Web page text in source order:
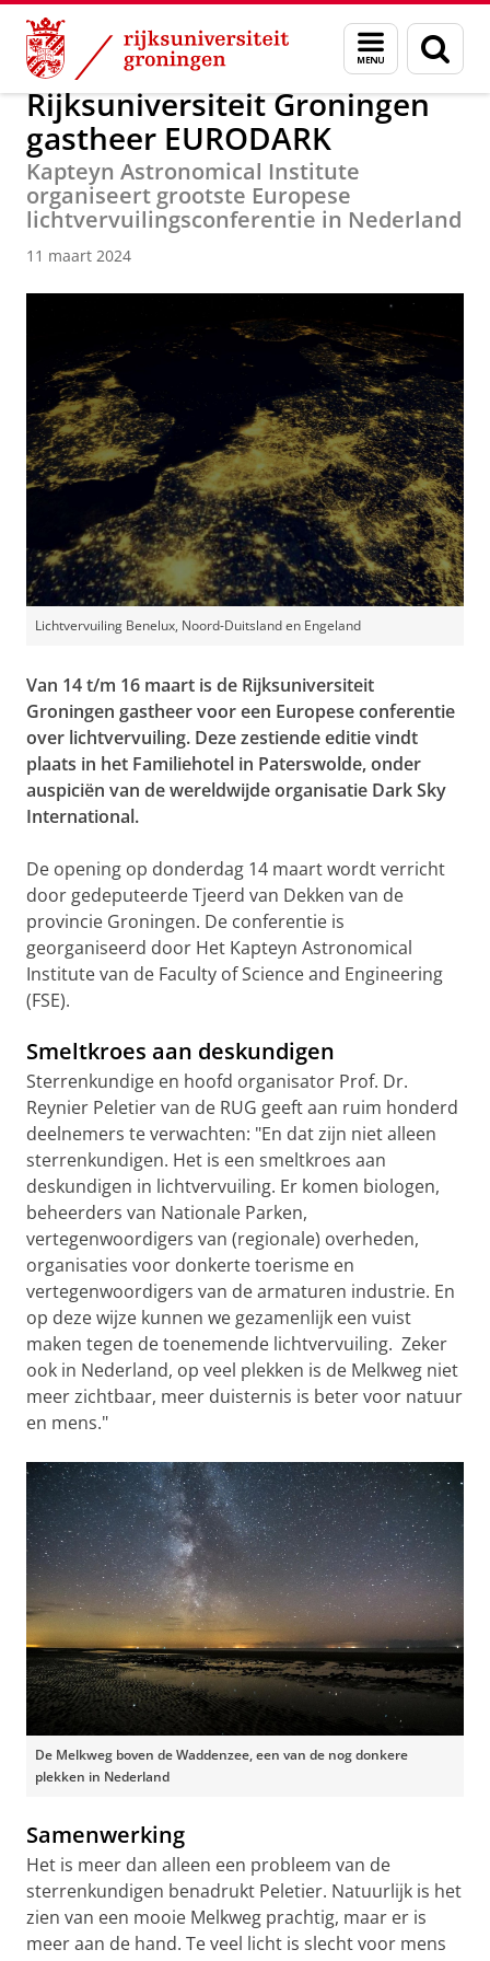
Skip
Content
Skip
Navigation
Menu
en
zoeken
Over ons Actueel Nieuws Nieuwsberichten
Rijksuniversiteit Groningen
gastheer EURODARK
Kapteyn Astronomical Institute
organiseert grootste Europese
lichtvervuilingsconferentie in Nederland
11 maart 2024
Lichtvervuiling Benelux, Noord-Duitsland en Engeland
Van 14 t/m 16 maart is de Rijksuniversiteit
Groningen gastheer voor een Europese conferentie
over lichtvervuiling. Deze zestiende editie vindt
plaats in het Familiehotel in Paterswolde, onder
auspiciën van de wereldwijde organisatie Dark Sky
International.
De opening op donderdag 14 maart wordt verricht
door gedeputeerde Tjeerd van Dekken van de
provincie Groningen. De conferentie is
georganiseerd door Het Kapteyn Astronomical
Institute van de Faculty of Science and Engineering
(FSE).
Smeltkroes aan deskundigen
Sterrenkundige en hoofd organisator Prof. Dr.
Reynier Peletier van de RUG geeft aan ruim honderd
deelnemers te verwachten: "En dat zijn niet alleen
sterrenkundigen. Het is een smeltkroes aan
deskundigen in lichtvervuiling. Er komen biologen,
beheerders van Nationale Parken,
vertegenwoordigers van (regionale) overheden,
organisaties voor donkerte toerisme en
vertegenwoordigers van de armaturen industrie. En
op deze wijze kunnen we gezamenlijk een vuist
maken tegen de toenemende lichtvervuiling. Zeker
ook in Nederland, op veel plekken is de Melkweg niet
meer zichtbaar, meer duisternis is beter voor natuur
en mens."
De Melkweg boven de Waddenzee, een van de nog donkere
plekken in Nederland
Samenwerking
Het is meer dan alleen een probleem van de
sterrenkundigen benadrukt Peletier. Natuurlijk is het
zien van een mooie Melkweg prachtig, maar er is
meer aan de hand. Te veel licht is slecht voor mens